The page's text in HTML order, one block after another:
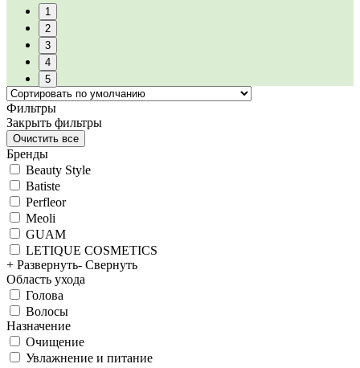
1
2
3
4
5
Фильтры
Закрыть фильтры
Бренды
Beauty Style
Batiste
Perfleor
Meoli
GUAM
LETIQUE COSMETICS
+ Развернуть- Свернуть
Область ухода
Голова
Волосы
Назначение
Очищение
Увлажнение и питание